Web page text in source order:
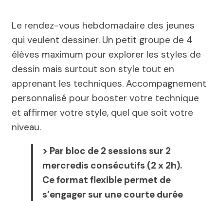
initial
était :
70,00 €.
actuel
est :
60,00 €.
Le rendez-vous hebdomadaire des jeunes
qui veulent dessiner. Un petit groupe de 4
élèves maximum pour explorer les styles de
dessin mais surtout son style tout en
apprenant les techniques. Accompagnement
personnalisé pour booster votre technique
et affirmer votre style, quel que soit votre
niveau.
> Par bloc de 2 sessions sur 2
mercredis consécutifs (2 x 2h).
Ce format flexible permet de
s’engager sur une courte durée